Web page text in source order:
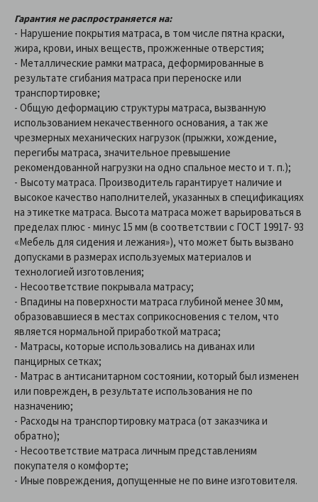
Гарантия не распространяется на:
- Нарушение покрытия матраса, в том числе пятна краски,
жира, крови, иных веществ, прожженные отверстия;
- Металлические рамки матраса, деформированные в
результате сгибания матраса при переноске или
транспортировке;
- Общую деформацию структуры матраса, вызванную
использованием некачественного основания, а так же
чрезмерных механических нагрузок (прыжки, хождение,
перегибы матраса, значительное превышение
рекомендованной нагрузки на одно спальное место и т. п.);
- Высоту матраса. Производитель гарантирует наличие и
высокое качество наполнителей, указанных в спецификациях
на этикетке матраса. Высота матраса может варьироваться в
пределах плюс - минус 15 мм (в соответствии с ГОСТ 19917- 93
«Мебель для сидения и лежания»), что может быть вызвано
допусками в размерах используемых материалов и
технологией изготовления;
- Несоответствие покрывала матрасу;
- Впадины на поверхности матраса глубиной менее 30 мм,
образовавшиеся в местах соприкосновения с телом, что
является нормальной приработкой матраса;
- Матрасы, которые использовались на диванах или
панцирных сетках;
- Матрас в антисанитарном состоянии, который был изменен
или поврежден, в результате использования не по
назначению;
- Расходы на транспортировку матраса (от заказчика и
обратно);
- Несоответствие матраса личным представлениям
покупателя о комфорте;
- Иные повреждения, допущенные не по вине изготовителя.